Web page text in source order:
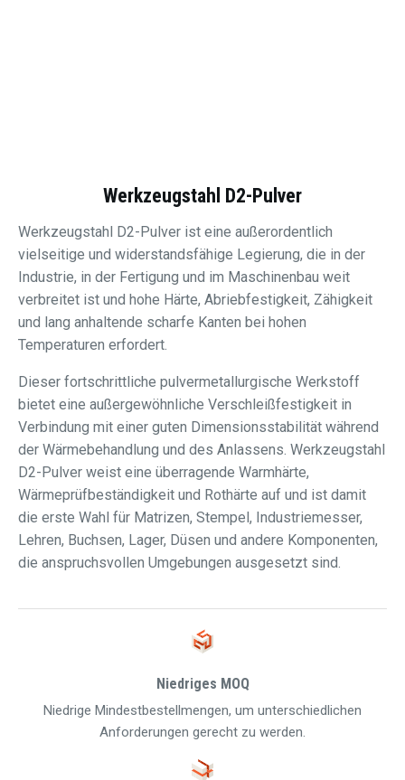
Werkzeugstahl D2-Pulver
Werkzeugstahl D2-Pulver ist eine außerordentlich
vielseitige und widerstandsfähige Legierung, die in der
Industrie, in der Fertigung und im Maschinenbau weit
verbreitet ist und hohe Härte, Abriebfestigkeit, Zähigkeit
und lang anhaltende scharfe Kanten bei hohen
Temperaturen erfordert.
Dieser fortschrittliche pulvermetallurgische Werkstoff
bietet eine außergewöhnliche Verschleißfestigkeit in
Verbindung mit einer guten Dimensionsstabilität während
der Wärmebehandlung und des Anlassens. Werkzeugstahl
D2-Pulver weist eine überragende Warmhärte,
Wärmeprüfbeständigkeit und Rothärte auf und ist damit
die erste Wahl für Matrizen, Stempel, Industriemesser,
Lehren, Buchsen, Lager, Düsen und andere Komponenten,
die anspruchsvollen Umgebungen ausgesetzt sind.
Niedriges MOQ
Niedrige Mindestbestellmengen, um unterschiedlichen
Anforderungen gerecht zu werden.